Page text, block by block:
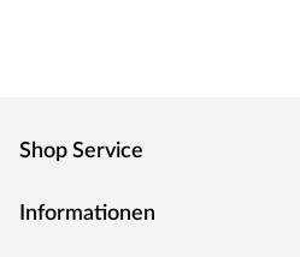
Shop Service
Informationen